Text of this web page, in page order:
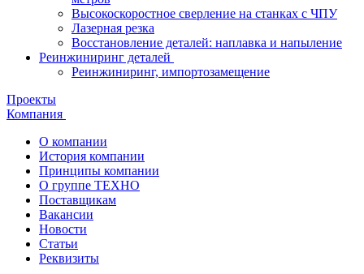
Высокоскоростное сверление на станках с ЧПУ
Лазерная резка
Восстановление деталей: наплавка и напыление
Реинжиниринг деталей
Реинжиниринг, импортозамещение
Проекты
Компания
О компании
История компании
Принципы компании
О группе ТЕХНО
Поставщикам
Вакансии
Новости
Статьи
Реквизиты